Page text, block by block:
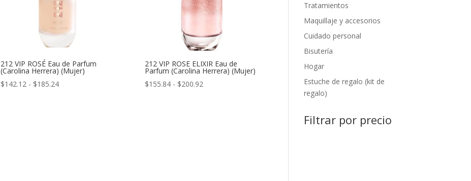
212 VIP ROSÉ Eau de Parfum
(Carolina Herrera) (Mujer)
$142.12 - $185.24Rango
212 VIP ROSE ELIXIR Eau de
Parfum (Carolina Herrera) (Mujer)
$155.84 - $200.92Rango
Tratamientos
Maquillaje y accesorios
Cuidado personal
Bisutería
Hogar
Estuche de regalo (kit de
regalo)
Filtrar por precio